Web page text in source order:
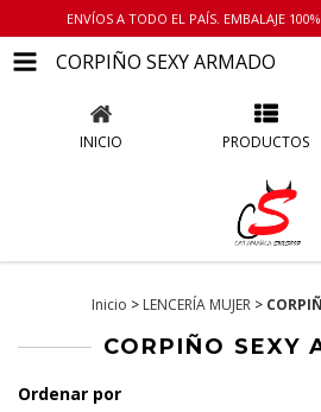
ENVÍOS A TODO EL PAÍS. EMBALAJE
CORPIÑO SEXY ARMADO
INICIO PRODUCTOS
Inicio > LENCERÍA MUJER >
CORPIÑO SEXY
Ordenar por